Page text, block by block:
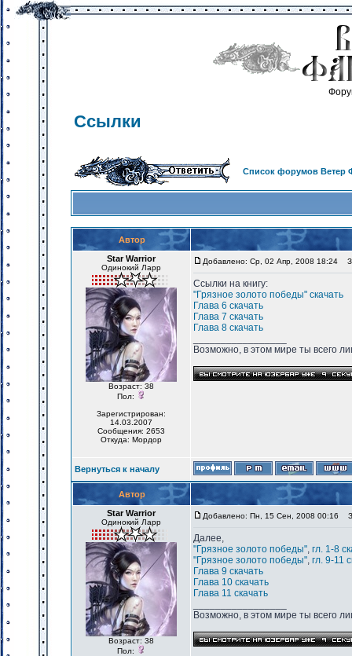
Ссылки
Список форумов Ветер
Автор
Star Warrior
Одинокий Ларр
Возраст: 38
Пол:
Зарегистрирован:
14.03.2007
Сообщения: 2653
Откуда: Мордор
Добавлено: Ср, 02 Апр, 2008 18:24
Ссылки на книгу:
"Грязное золото победы" скачать
Глава 6 скачать
Глава 7 скачать
Глава 8 скачать
Возможно, в этом мире ты всего
Вернуться к началу
Автор
Star Warrior
Одинокий Ларр
Возраст: 38
Пол:
Добавлено: Пн, 15 Сен, 2008 00:16
Далее,
"Грязное золото победы", гл. 1-8
"Грязное золото победы", гл. 9-11
Глава 9 скачать
Глава 10 скачать
Глава 11 скачать
Возможно, в этом мире ты всего